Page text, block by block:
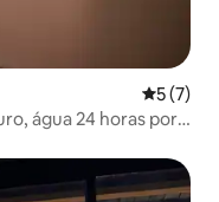
5 de
5 (7)
água 24 horas por